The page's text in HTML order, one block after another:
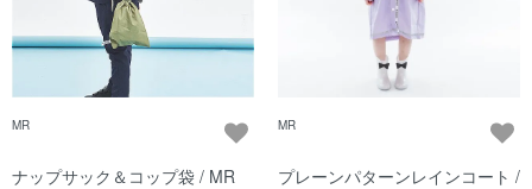
MR
ナップサック＆コップ袋 / MR
MR
プレーンパターンレインコート /